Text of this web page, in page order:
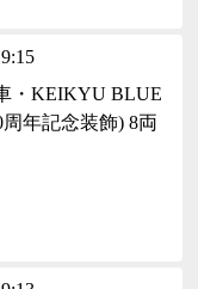
・KEIKYU BLUE
年記念装飾) 8両